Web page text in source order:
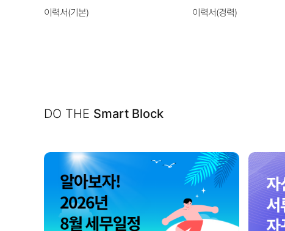
이력서(기본) 이력서(경력)
DO THE Smart Block